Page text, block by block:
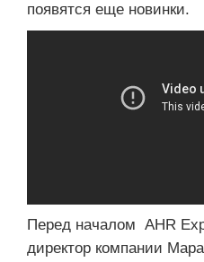
появятся еще новинки.
Перед началом AHR
директор компании